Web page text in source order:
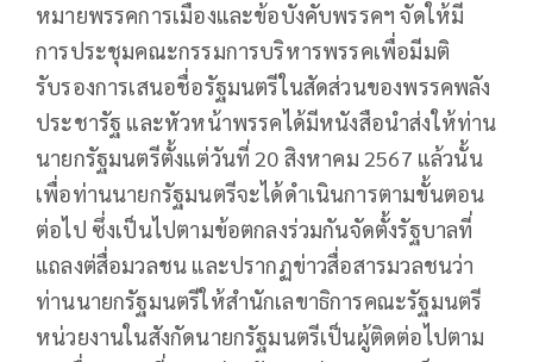
หมายพรรคการเมืองและข้อบังคับพรรคฯ จัดให้มี
การประชุมคณะกรรมการบริหารพรรคเพื่อมีมติ
รับรองการเสนอชื่อรัฐมนตรีในสัดส่วนของพรรคพลัง
ประชารัฐ และหัวหน้าพรรคได้มีหนังสือนำส่งให้ท่าน
นายกรัฐมนตรีตั้งแต่วันที่ 20 สิงหาคม 2567 แล้วนั้น
เพื่อท่านนายกรัฐมนตรีจะได้ดำเนินการตามขั้นตอน
ต่อไป ซึ่งเป็นไปตามข้อตกลงร่วมกันจัดตั้งรัฐบาลที่
แถลงต่สื่อมวลชน และปรากฏข่าวสื่อสารมวลชนว่า
ท่านนายกรัฐมนตรีให้สำนักเลขาธิการคณะรัฐมนตรี
หน่วยงานในสังกัดนายกรัฐมนตรีเป็นผู้ติดต่อไปตาม